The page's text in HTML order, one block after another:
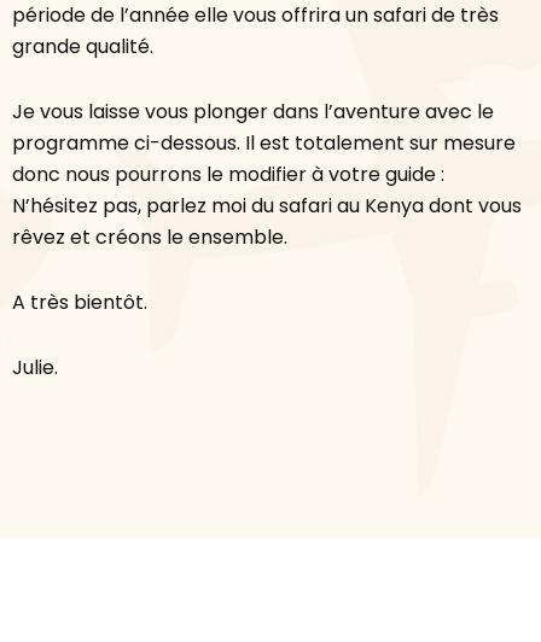
période de l’année elle vous offrira un safari de très
grande qualité.
Je vous laisse vous plonger dans l’aventure avec le
programme ci-dessous. Il est totalement sur mesure
donc nous pourrons le modifier à votre guide :
N’hésitez pas, parlez moi du safari au Kenya dont vous
rêvez et créons le ensemble.
A très bientôt.
Julie.